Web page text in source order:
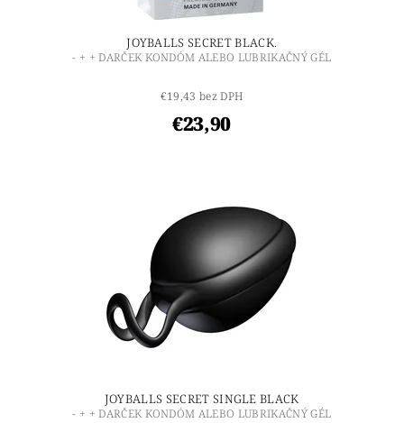
JOYBALLS SECRET BLACK.
- + + DARČEK KONDÓM ALEBO LUBRIKAČNÝ GÉL
€19,43 bez DPH
€23,90
JOYBALLS SECRET SINGLE BLACK
- + + DARČEK KONDÓM ALEBO LUBRIKAČNÝ GÉL